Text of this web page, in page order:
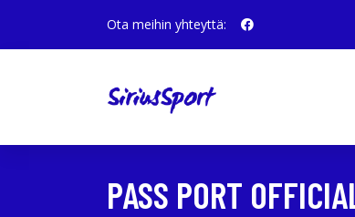
Ota meihin yhteyttä:
PASS PORT